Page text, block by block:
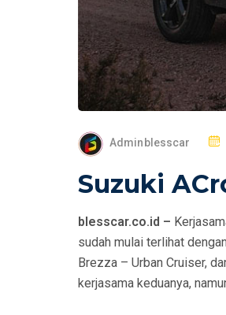
Adminblesscar
D
Suzuki
blesscar.co.id –
sudah mulai terlihat
Brezza – Urban Cruiser,
kerjasama keduanya,